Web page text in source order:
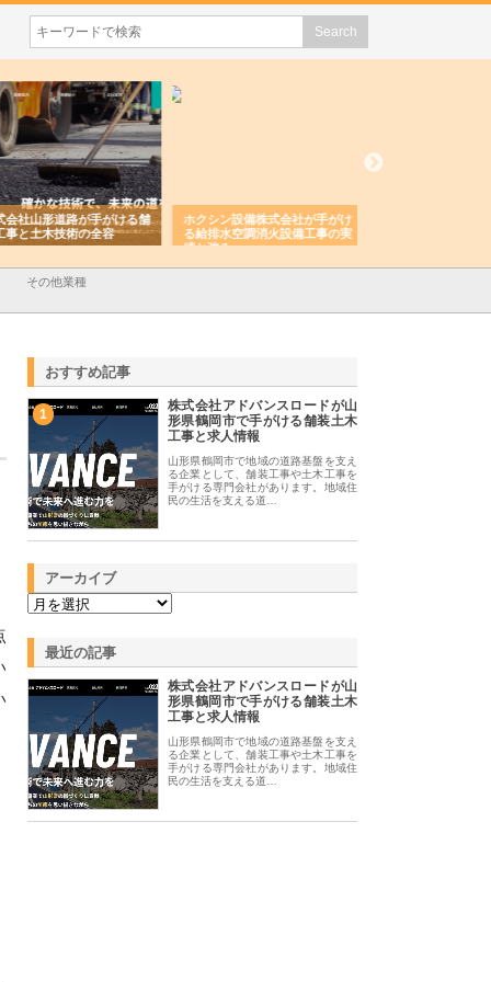
会社山形道路が手がける舗
事と土木技術の全容
ホクシン設備株式会社が手がけ
る給排水空調消火設備工事の実
績と強み
その他業種
おすすめ記事
1
株式会社アドバンスロードが山
形県鶴岡市で手がける舗装土木
工事と求人情報
山形県鶴岡市で地域の道路基盤を支え
る企業として、舗装工事や土木工事を
手がける専門会社があります。地域住
民の生活を支える道…
アーカイブ
最近の記事
株式会社アドバンスロードが山
形県鶴岡市で手がける舗装土木
工事と求人情報
山形県鶴岡市で地域の道路基盤を支え
る企業として、舗装工事や土木工事を
手がける専門会社があります。地域住
民の生活を支える道…